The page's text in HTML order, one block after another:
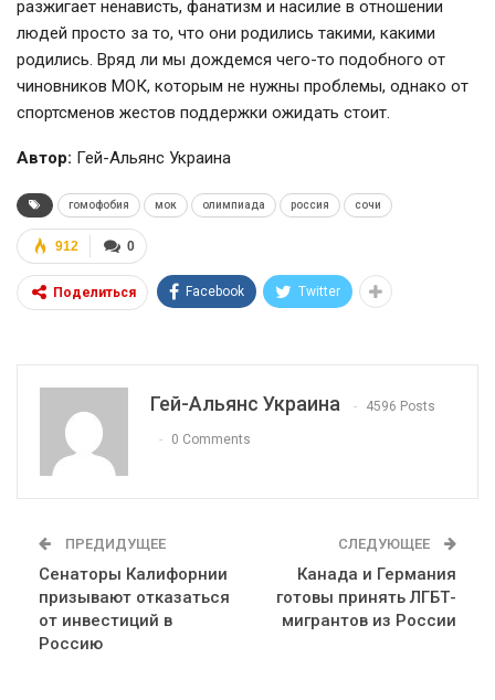
разжигает ненависть, фанатизм и насилие в отношении
людей просто за то, что они родились такими, какими
родились. Вряд ли мы дождемся чего-то подобного от
чиновников МОК, которым не нужны проблемы, однако от
спортсменов жестов поддержки ожидать стоит.
Автор: Гей-Альянс Украина
гомофобия мок олимпиада россия сочи
0
912
Поделиться Facebook Twitter
Гей-Альянс Украина 4596 Posts
0 Comments
ПРЕДИДУЩЕЕ
Сенаторы Калифорнии
призывают отказаться
от инвестиций в
Россию
СЛЕДУЮЩЕЕ
Канада и Германия
готовы принять ЛГБТ-
мигрантов из России